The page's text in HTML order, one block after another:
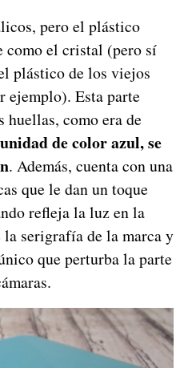
pero el plástico
como el cristal (pero sí
plástico de los viejos
ejemplo). Esta parte
huellas, como era de
de color azul, se
. Además, cuenta con una
que le dan un toque
refleja la luz en la
serigrafía de la marca y
que perturba la parte